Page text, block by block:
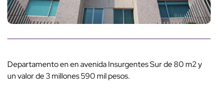
Departamento en en avenida Insurgentes Sur de 80 m2 y
un valor de 3 millones 590 mil pesos.